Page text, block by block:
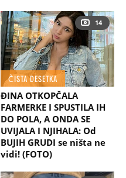
14
ČISTA DESETKA
ĐINA OTKOPČALA
FARMERKE I SPUSTILA IH
DO POLA, A ONDA SE
UVIJALA I NJIHALA: Od
BUJIH GRUDI se ništa ne
vidi! (FOTO)